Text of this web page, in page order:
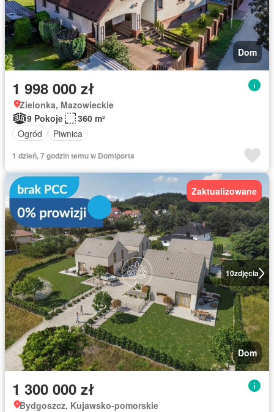
Dom
1 998 000 zł
Zielonka, Mazowieckie
9 Pokoje
360 m²
Ogród
Piwnica
1 dzień, 7 godzin temu w Domiporta
10zdjęcia
Zaktualizowane
Dom
1 300 000 zł
Bydgoszcz, Kujawsko-pomorskie